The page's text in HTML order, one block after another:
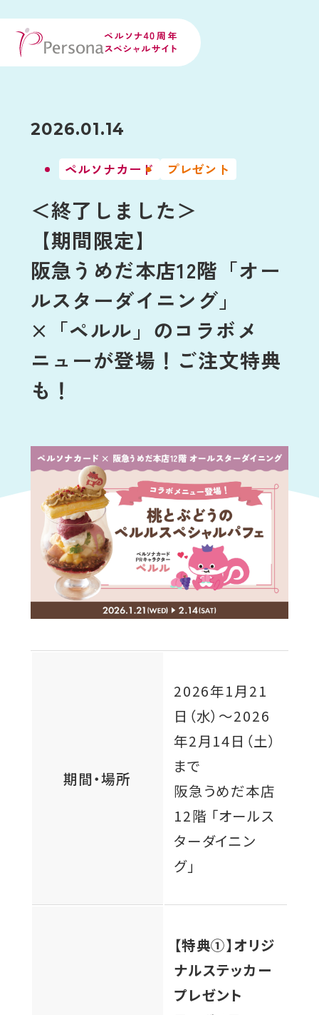
2026.01.14
ペルソナカード プレゼント
＜終了しました＞
【期間限定】
阪急うめだ本店12階「オー
ルスターダイニング」
×「ペルル」のコラボメ
ニューが登場！ご注文特典
も！
期間・場所
2026年1月21
日（水） ～2026
年2月14日（土）
まで
阪急うめだ本店
12階 「オールス
ターダイニン
グ」
【特典①】オリジ
ナルステッカー
プレゼント